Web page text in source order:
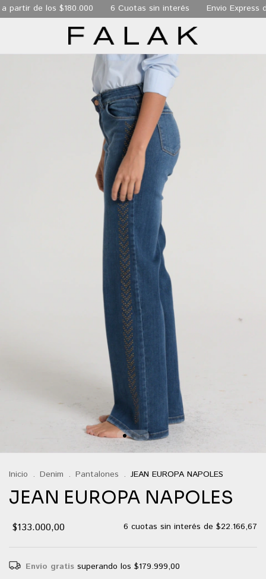
los $180.000 6 Cuotas sin interés Envio Express de 24 hs
Inicio . Denim . Pantalones . JEAN EUROPA NAPOLES
JEAN EUROPA NAPOLES
$133.000,00 6 cuotas sin interés de $22.166,67
Envío gratis superando los $179.999,00